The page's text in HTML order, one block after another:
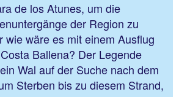
de los Atunes, um die
der Region zu
wie wäre es mit einem Ausflug
Ballena? Der Legende
Wal auf der Suche nach dem
Sterben bis zu diesem Strand,